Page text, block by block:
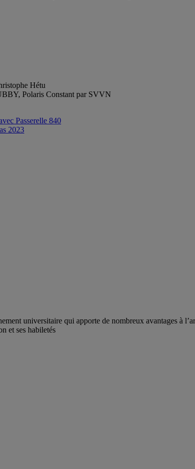
Hétu
Polaris Constant par SVVN
Passerelle 840
2023
universitaire qui apporte de nombreux avantages à
et ses habiletés